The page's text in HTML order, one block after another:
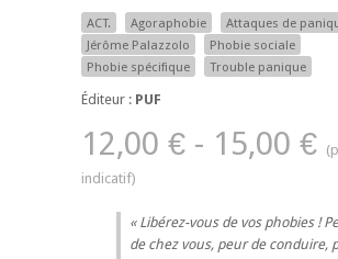
ACT. Agoraphobie
Attaques de
Jérôme Palazzolo
Phobie sociale
Phobie spécifique
Trouble panique
Éditeur : PUF
12,00 € - 15,00 €
Libérez-vous de vos phobies !
de chez vous, peur de conduire,